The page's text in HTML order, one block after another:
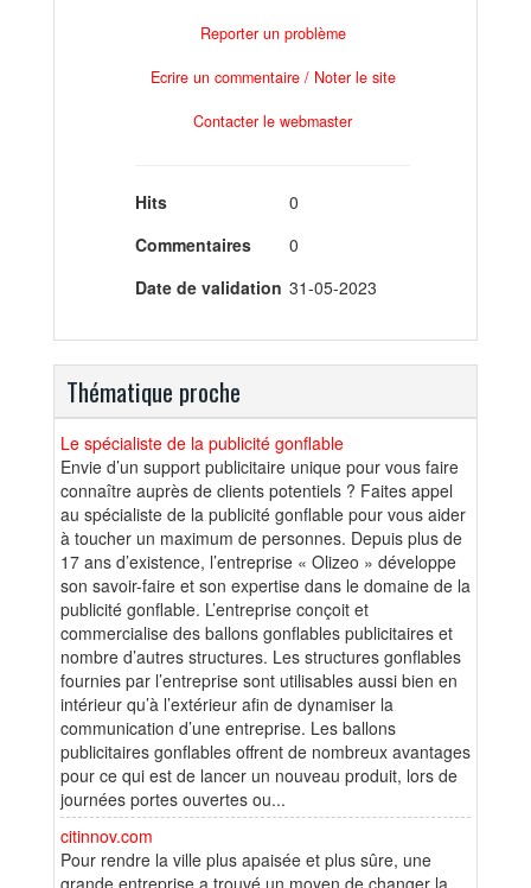
Reporter un problème
Ecrire un commentaire / Noter le site
Contacter le webmaster
Hits
0
Commentaires
0
Date de validation 31-05-2023
Thématique proche
Le spécialiste de la publicité gonflable
Envie d’un support publicitaire unique pour vous faire
connaître auprès de clients potentiels ? Faites appel
au spécialiste de la publicité gonflable pour vous aider
à toucher un maximum de personnes. Depuis plus de
17 ans d’existence, l’entreprise « Olizeo » développe
son savoir-faire et son expertise dans le domaine de la
publicité gonflable. L’entreprise conçoit et
commercialise des ballons gonflables publicitaires et
nombre d’autres structures. Les structures gonflables
fournies par l’entreprise sont utilisables aussi bien en
intérieur qu’à l’extérieur afin de dynamiser la
communication d’une entreprise. Les ballons
publicitaires gonflables offrent de nombreux avantages
pour ce qui est de lancer un nouveau produit, lors de
journées portes ouvertes ou...
citinnov.com
Pour rendre la ville plus apaisée et plus sûre, une
grande entreprise a trouvé un moyen de changer la